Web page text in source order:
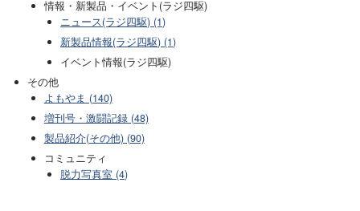
情報・新製品・イベント(ラジ四駆)
ニュース(ラジ四駆) (1)
新製品情報(ラジ四駆) (1)
イベント情報(ラジ四駆)
その他
よもやま (140)
増刊号・激闘記録 (48)
製品紹介(その他) (90)
コミュニティ
脱力写真室 (4)